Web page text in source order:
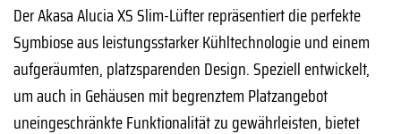
Der Akasa Alucia XS Slim-Lüfter repräsentiert die perfekte
Symbiose aus leistungsstarker Kühltechnologie und einem
aufgeräumten, platzsparenden Design. Speziell entwickelt,
um auch in Gehäusen mit begrenztem Platzangebot
uneingeschränkte Funktionalität zu gewährleisten, bietet